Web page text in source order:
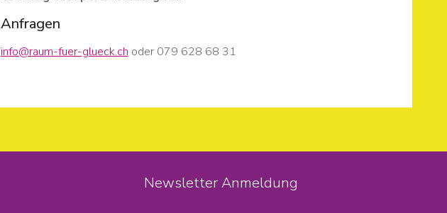
Anfragen
info@raum-fuer-glueck.ch oder 079 628 68 31
Newsletter Anmeldung